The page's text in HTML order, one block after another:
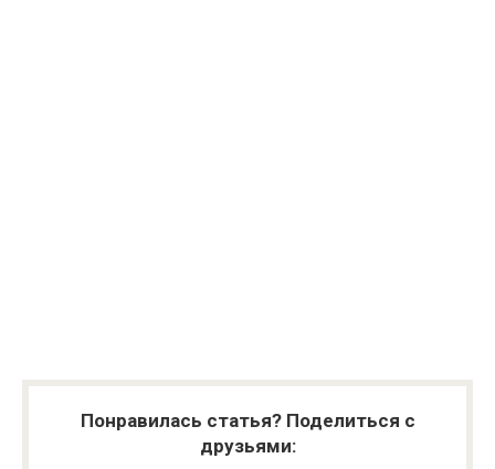
Понравилась статья? Поделиться с
друзьями: